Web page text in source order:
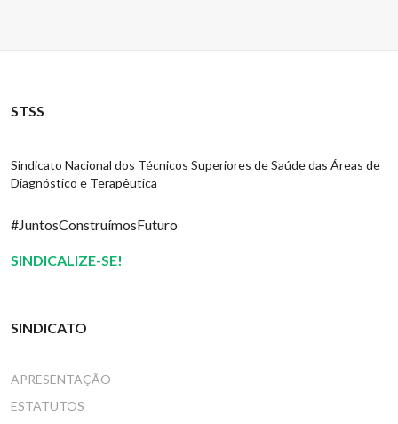
STSS
Sindicato Nacional dos Técnicos Superiores de Saúde das Áreas de
Diagnóstico e Terapêutica
#JuntosConstruímosFuturo
SINDICALIZE-SE!
SINDICATO
APRESENTAÇÃO
ESTATUTOS